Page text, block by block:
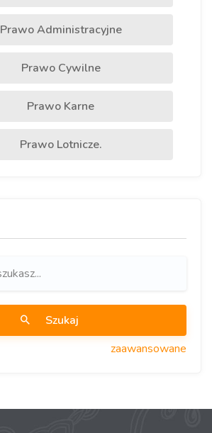
Prawo Administracyjne
Prawo Cywilne
Prawo Karne
Prawo Lotnicze.
Szukaj
zaawansowane